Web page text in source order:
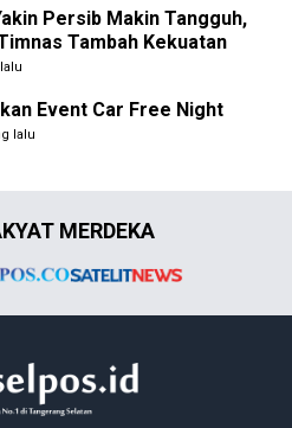
Persib Makin Tangguh,
Tambah Kekuatan
Event Car Free Night
lalu
MERDEKA